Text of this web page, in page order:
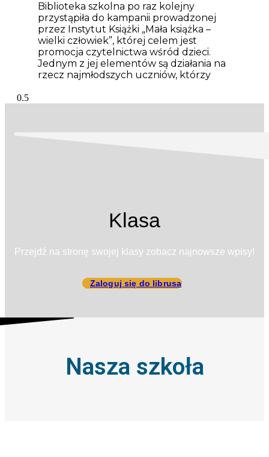
Biblioteka szkolna po raz kolejny
przystąpiła do kampanii prowadzonej
przez Instytut Książki „Mała książka –
wielki człowiek”, której celem jest
promocja czytelnictwa wśród dzieci.
Jednym z jej elementów są działania na
rzecz najmłodszych uczniów, którzy
Klasa
Przejdź na stronę swojej klasy zobacz najnowsze wpisy!
Zaloguj się do librusa
Nasza szkoła